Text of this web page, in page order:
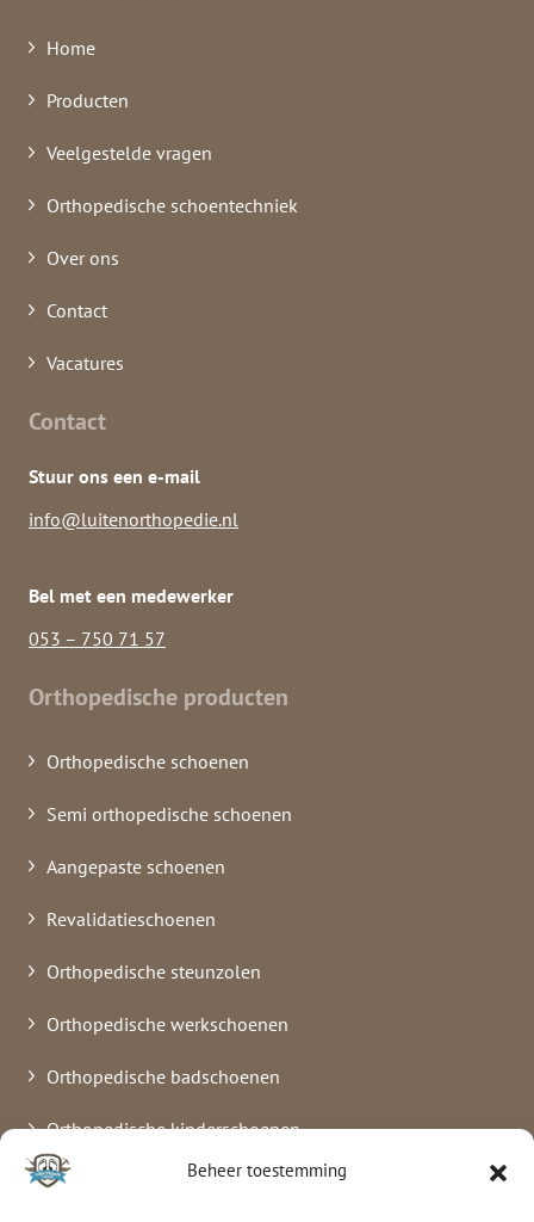
Beheer toestemming
Home
Producten
Veelgestelde vragen
Orthopedische schoentechniek
Over ons
Contact
Vacatures
Contact
Stuur ons een e-mail
info@luitenorthopedie.nl
Bel met een medewerker
053 – 750 71 57
Orthopedische producten
Orthopedische schoenen
Semi orthopedische schoenen
Aangepaste schoenen
Revalidatieschoenen
Orthopedische steunzolen
Orthopedische werkschoenen
Orthopedische badschoenen
Orthopedische kinderschoenen
Verbandschoenen